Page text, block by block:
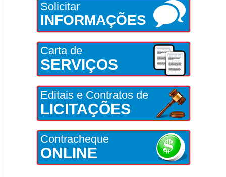
Solicitar
INFORMAÇÕES
Carta de
SERVIÇOS
Editais e Contratos de
LICITAÇÕES
Contracheque
ONLINE